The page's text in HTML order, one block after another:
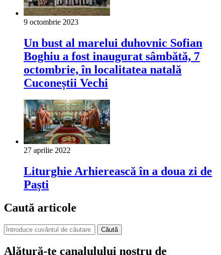
9 octombrie 2023
Un bust al marelui duhovnic Sofian
Boghiu a fost inaugurat sâmbătă, 7
octombrie, în localitatea natală
Cuconeștii Vechi
27 aprilie 2022
Liturghie Arhierească în a doua zi de
Paști
Caută articole
Căută
Alătură-te canalulului nostru de